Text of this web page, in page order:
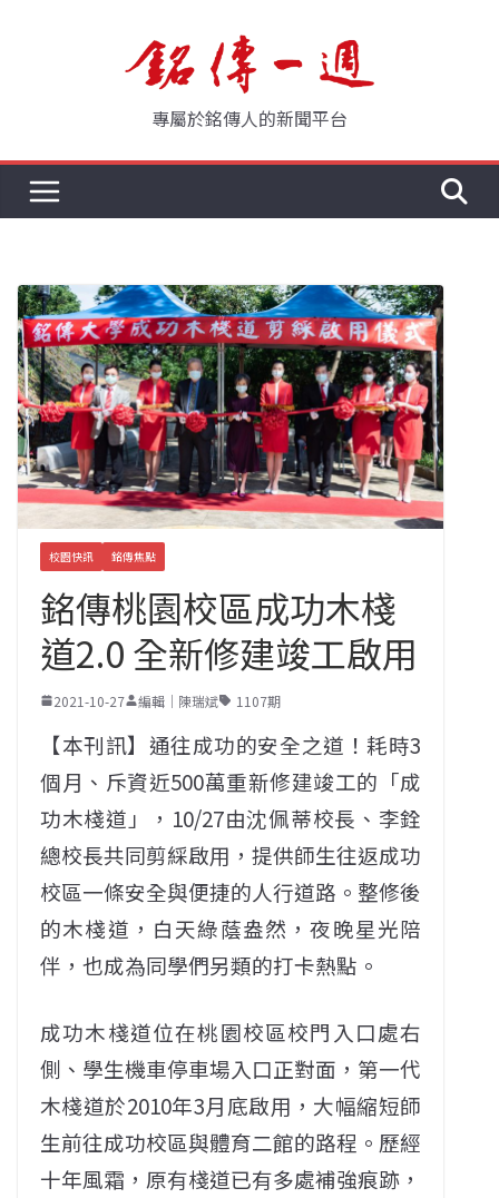
專屬於銘傳人的新聞平台
校園快訊 銘傳焦點
銘傳桃園校區成功木棧
道2.0 全新修建竣工啟用
2021-10-27 編輯｜陳瑞斌 1107期
【本刊訊】通往成功的安全之道！耗時3
個月、斥資近500萬重新修建竣工的「成
功木棧道」，10/27由沈佩蒂校長、李銓
總校長共同剪綵啟用，提供師生往返成功
校區一條安全與便捷的人行道路。整修後
的木棧道，白天綠蔭盎然，夜晚星光陪
伴，也成為同學們另類的打卡熱點。
成功木棧道位在桃園校區校門入口處右
側、學生機車停車場入口正對面，第一代
木棧道於2010年3月底啟用，大幅縮短師
生前往成功校區與體育二館的路程。歷經
十年風霜，原有棧道已有多處補強痕跡，